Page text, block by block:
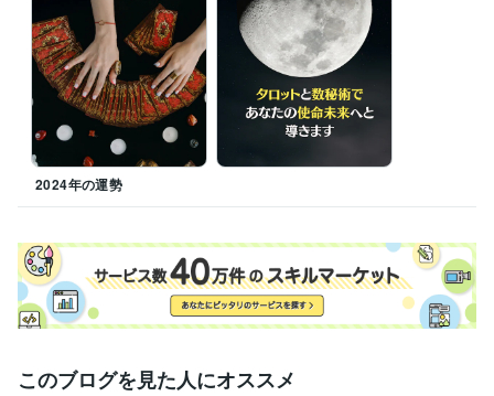
チャイルドカウンセラー 取得年 : 2023年
得意分野
占い タロット占い 四柱推命 姓名判断
悩み相談・カウンセリング ヒーリングカウンセリング
学歴
中央大学 2000年3月 ~ 2004年2月
語学力
2024年の運勢
このブログを見た人にオススメ